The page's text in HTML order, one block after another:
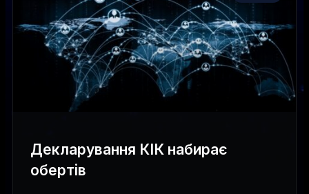
Декларування КІК набирає
обертів